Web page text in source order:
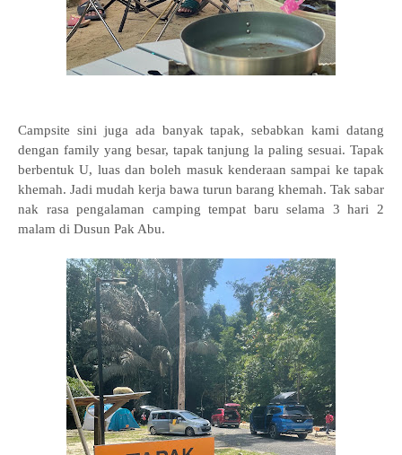
Campsite sini juga ada banyak tapak, sebabkan kami datang
dengan family yang besar, tapak tanjung la paling sesuai. Tapak
berbentuk U, luas dan boleh masuk kenderaan sampai ke tapak
khemah. Jadi mudah kerja bawa turun barang khemah. Tak sabar
nak rasa pengalaman camping tempat baru selama 3 hari 2
malam di Dusun Pak Abu.